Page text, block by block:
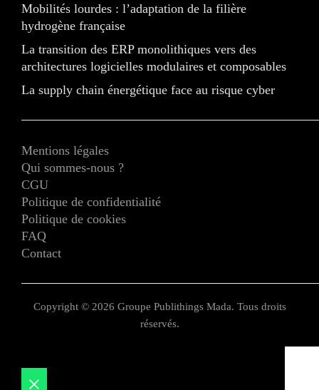
Mobilités lourdes : l’adaptation de la filière
hydrogène française
La transition des ERP monolithiques vers des
architectures logicielles modulaires et composables
La supply chain énergétique face au risque cyber
Mentions légales
Qui sommes-nous ?
CGU
Politique de confidentialité
Politique de cookies
FAQ
Contact
Copyright © 2026 Groupe Publithings Mada. Tous droits
réservés.